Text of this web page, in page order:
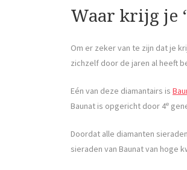
Waar krijg je
Om er zeker van te zijn dat je
zichzelf door de jaren al heeft
Eén van deze diamantairs is
Baunat is opgericht door 4e
Doordat alle diamanten
sieraden van Baunat van hoge